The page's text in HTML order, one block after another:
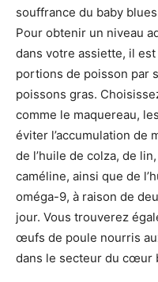
souffrance du baby
Pour obtenir un niveau
dans votre assiette, il
portions de poisson par
poissons gras.
comme le maquereau,
éviter l’accumulation de
de l’huile de colza, de
caméline, ainsi que de
oméga-9, à raison de
jour. Vous trouverez
œufs de poule nourris
dans le secteur du cœur